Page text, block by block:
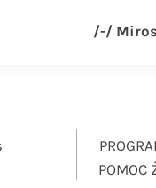
/-/ Mirosław
POMOC